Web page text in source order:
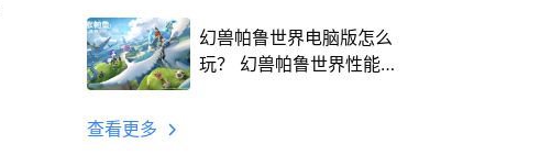
幻兽帕鲁世界电脑版怎么
玩？ 幻兽帕鲁世界性能
查看更多